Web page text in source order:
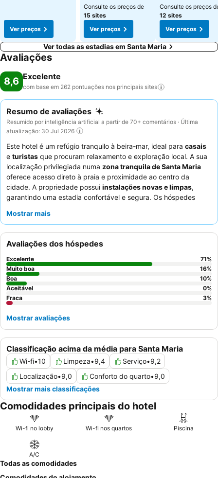
Ver preços
Consulte os preços de
15 sites
Ver preços
Consulte os preços
12 sites
Ver preços
Ver todas as estadias em Santa Maria
Avaliações
8,6 Excelente
com base em 262 pontuações nos principais sites
Resumo de avaliações
Resumido por inteligência artificial a partir de 70+ comentários · Última
atualização: 30 Jul 2026
Este hotel é um refúgio tranquilo à beira-mar, ideal para casais
e turistas que procuram relaxamento e exploração local. A sua
localização privilegiada numa zona tranquila de Santa Maria
oferece acesso direto à praia e proximidade ao centro da
cidade. A propriedade possui instalações novas e limpas,
garantindo uma estadia confortável e segura. Os hóspedes
eficientese o
encantador terraço ao ar livre. Para uma experiência mais
espaçosa, considere reservar um apartamento, que
frequentemente inclui uma
Mostrar mais
Classificação acima da média para Santa Maria
Wi-fi•10 Limpeza•9,4 Serviço•9,2
Localização•9,0 Conforto do quarto•9,0
Mostrar mais classificações
Avaliações dos hóspedes
Excelente 71%
Muito boa
16%
Boa
10%
Aceitável
0%
Fraca
3%
Mostrar avaliações
Comodidades principais do hotel
Wi-fi no lobby Wi-fi nos quartos Piscina
A/C
Todas as comodidades